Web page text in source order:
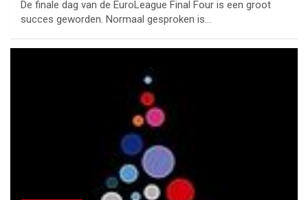
De finale dag van de EuroLeague Final Four is een groot
succes geworden. Normaal gesproken is…